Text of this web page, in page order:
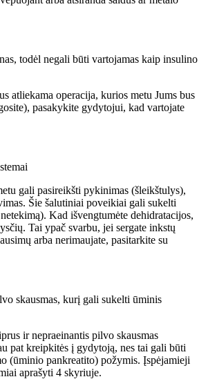
todėl negali būti vartojamas kaip insulino
atliekama operacija, kurios metu Jums bus
pasakykite gydytojui, kad vartojate
gali pasireikšti pykinimas (šleikštulys),
Šie šalutiniai poveikiai gali sukelti
Kad išvengtumėte dehidratacijos,
Tai ypač svarbu, jei sergate inkstų
arba nerimaujate, pasitarkite su
skausmas, kurį gali sukelti ūminis
ir nepraeinantis pilvo skausmas
pat kreipkitės į gydytoją, nes tai gali būti
(ūminio pankreatito) požymis. Įspėjamieji
aprašyti 4 skyriuje.